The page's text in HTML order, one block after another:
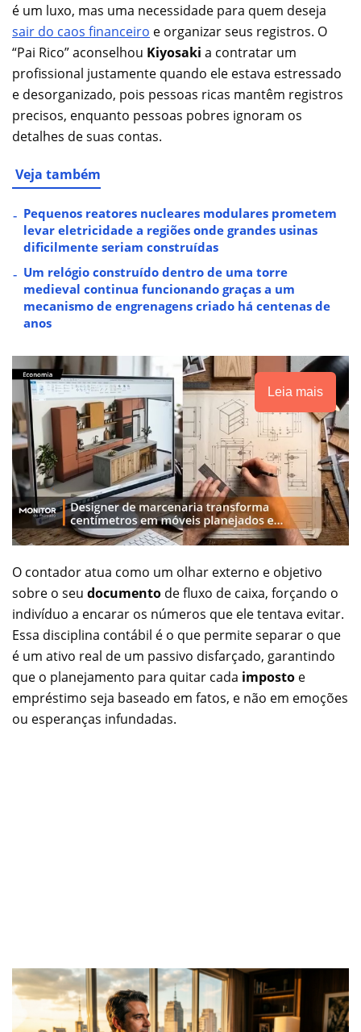
é um luxo, mas uma necessidade para quem deseja
sair do caos financeiro e organizar seus registros. O
“Pai Rico” aconselhou Kiyosaki a contratar um
profissional justamente quando ele estava estressado
e desorganizado, pois pessoas ricas mantêm registros
precisos, enquanto pessoas pobres ignoram os
detalhes de suas contas.
Veja também
Pequenos reatores nucleares modulares prometem
levar eletricidade a regiões onde grandes usinas
dificilmente seriam construídas
Um relógio construído dentro de uma torre
medieval continua funcionando graças a um
mecanismo de engrenagens criado há centenas de
anos
Leia mais
O contador atua como um olhar externo e objetivo
sobre o seu documento de fluxo de caixa, forçando o
indivíduo a encarar os números que ele tentava evitar.
Essa disciplina contábil é o que permite separar o que
é um ativo real de um passivo disfarçado, garantindo
que o planejamento para quitar cada imposto e
empréstimo seja baseado em fatos, e não em emoções
ou esperanças infundadas.